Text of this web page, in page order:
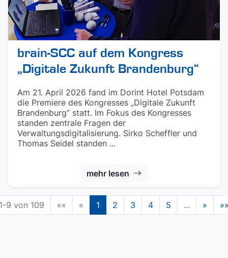
brain-SCC auf dem Kongress
„Digitale Zukunft Brandenburg“
Am 21. April 2026 fand im Dorint Hotel Potsdam
die Premiere des Kongresses „Digitale Zukunft
Brandenburg” statt. Im Fokus des Kongresses
standen zentrale Fragen der
Verwaltungsdigitalisierung. Sirko Scheffler und
Thomas Seidel standen ...
mehr lesen
9 von 109 «« « 1 2 3 4 5 ... »